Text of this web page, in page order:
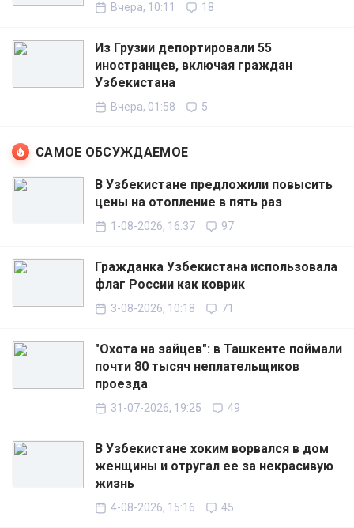
Вчера, 10:11 18
Из Грузии депортировали 55
иностранцев, включая граждан
Узбекистана
Вчера, 01:58 5
САМОЕ ОБСУЖДАЕМОЕ
В Узбекистане предложили повысить
цены на отопление в пять раз
1-08-2026, 16:37 97
Гражданка Узбекистана использовала
флаг России как коврик
3-08-2026, 10:18 71
"Охота на зайцев": в Ташкенте поймали
почти 80 тысяч неплательщиков
проезда
31-07-2026, 19:25 49
В Узбекистане хоким ворвался в дом
женщины и отругал ее за некрасивую
жизнь
4-08-2026, 15:16 45